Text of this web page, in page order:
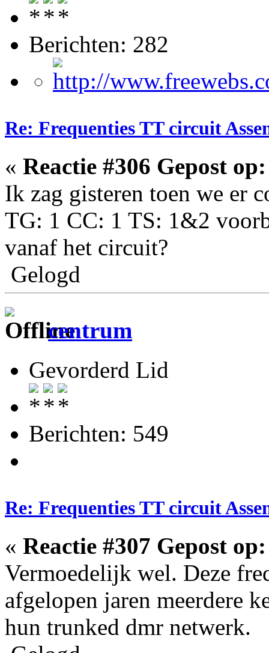
Berichten: 282
Re: Frequenties TT circuit
« Reactie #306 Gepost op:
Ik zag gisteren toen we er
TG: 1 CC: 1 TS: 1&2
vanaf het circuit?
Gelogd
centrum
Gevorderd Lid
Berichten: 549
Re: Frequenties TT circuit
« Reactie #307 Gepost op:
Vermoedelijk wel. Deze
afgelopen jaren meerdere
hun trunked dmr netwerk.